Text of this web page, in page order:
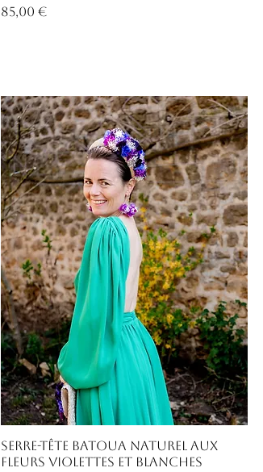
Prix
85,00 €
Aperçu rapide
Serre-tête Batoua naturel aux
fleurs violettes et blanches